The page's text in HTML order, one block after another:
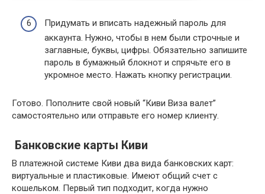
Придумать и вписать надежный пароль для
аккаунта. Нужно, чтобы в нем были строчные и
заглавные, буквы, цифры. Обязательно запишите
пароль в бумажный блокнот и спрячьте его в
укромное место. Нажать кнопку регистрации.
Готово. Пополните свой новый “Киви Виза валет”
самостоятельно или отправьте его номер клиенту.
Банковские карты Киви
В платежной системе Киви два вида банковских карт:
виртуальные и пластиковые. Имеют общий счет с
кошельком. Первый тип подходит, когда нужно